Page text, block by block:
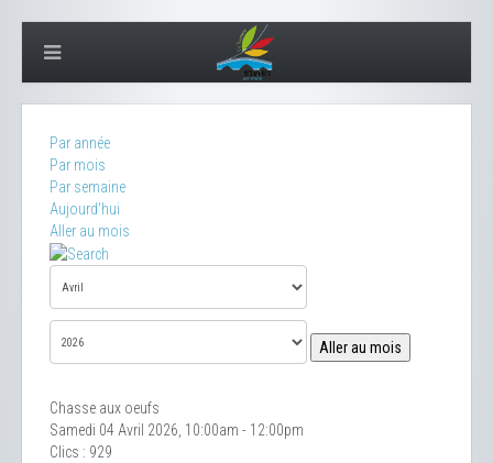
Par année
Par mois
Par semaine
Aujourd'hui
Aller au mois
Aller au mois
Chasse aux oeufs
Samedi 04 Avril 2026, 10:00am - 12:00pm
Clics : 929